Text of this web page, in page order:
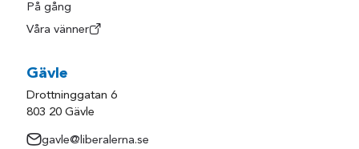
På gång
Våra vänner
Gävle
Drottninggatan 6
803 20 Gävle
gavle@liberalerna.se